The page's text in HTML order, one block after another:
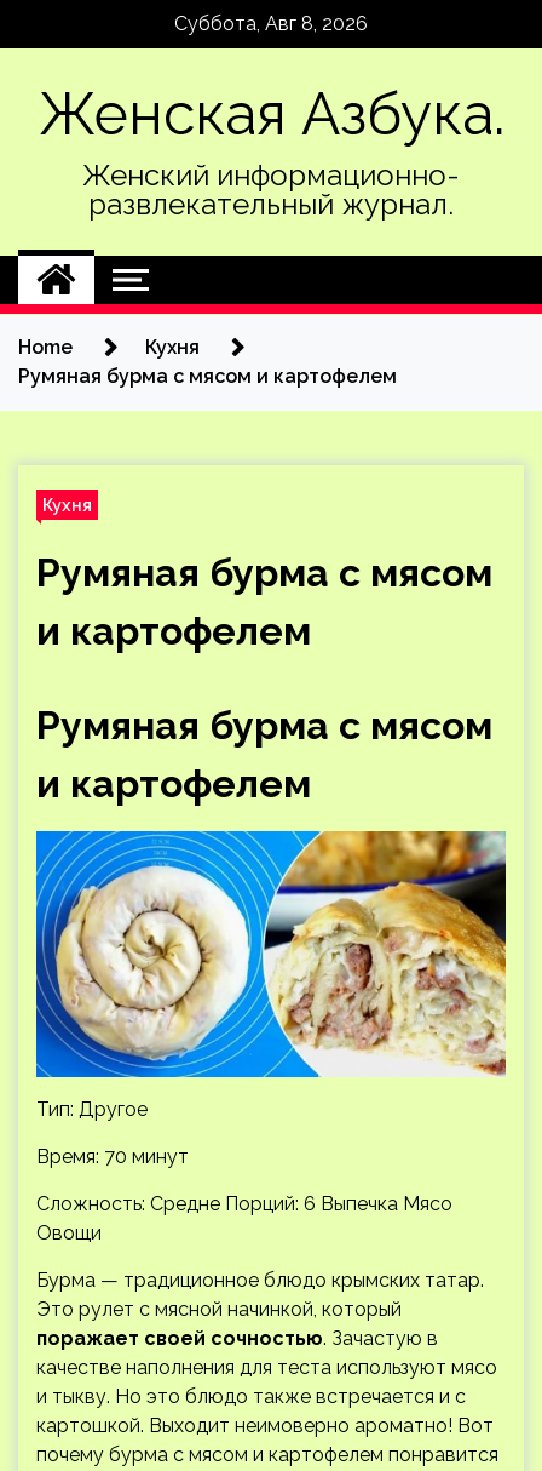
Суббота, Авг 8, 2026
Женская Азбука.
Женский информационно-
развлекательный журнал.
Home
Кухня
Румяная бурма с мясом и картофелем
Кухня
Румяная бурма с мясом
и картофелем
Румяная бурма с мясом
и картофелем
Тип: Другое
Время: 70 минут
Сложность: Средне Порций: 6 Выпечка Мясо
Овощи
Бурма — традиционное блюдо крымских татар.
Это рулет с мясной начинкой, который
поражает своей сочностью. Зачастую в
качестве наполнения для теста используют мясо
и тыкву. Но это блюдо также встречается и с
картошкой. Выходит неимоверно ароматно! Вот
почему бурма с мясом и картофелем понравится